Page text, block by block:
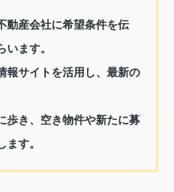
動産会社に希望条件を伝
ます。
報サイトを活用し、最新の
歩き、空き物件や新たに募
す。